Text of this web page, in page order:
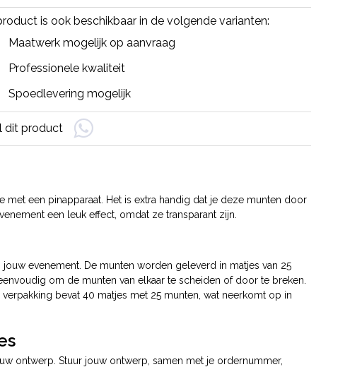
is ook beschikbaar in de volgende varianten:
Maatwerk mogelijk op aanvraag
Professionele kwaliteit
Spoedlevering mogelijk
dit product
een pinapparaat. Het is extra handig dat je deze munten door
een leuk effect, omdat ze transparant zijn.
evenement. De munten worden geleverd in matjes van 25
om de munten van elkaar te scheiden of door te breken.
bevat 40 matjes met 25 munten, wat neerkomt op in
ontwerp. Stuur jouw ontwerp, samen met je ordernummer,